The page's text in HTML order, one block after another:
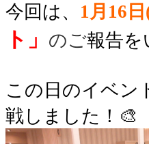
今回は 、 1月16
ト」 のご報告を
この日のイベン
戦しました！🎨